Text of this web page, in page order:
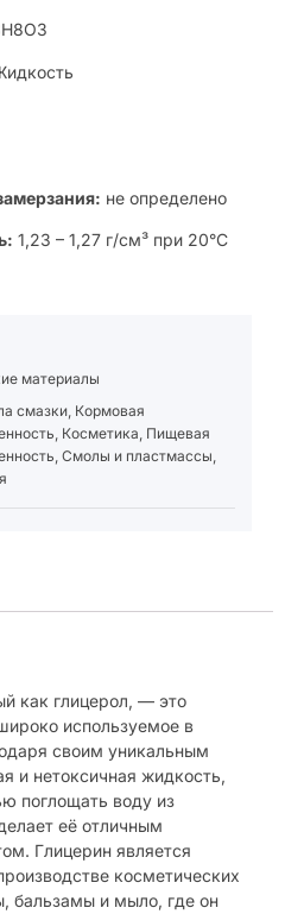
не определено
1,23 – 1,27 г/см³ при 20°C
материалы
смазки Кормовая
Косметика Пищевая
Смолы и пластмассы
как глицерол, — это
используемое в
своим уникальным
и нетоксичная жидкость,
поглощать воду из
её отличным
Глицерин является
косметических
бальзамы и мыло, где он